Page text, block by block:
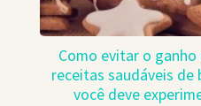
Como evitar o
receitas saudáveis
você deve